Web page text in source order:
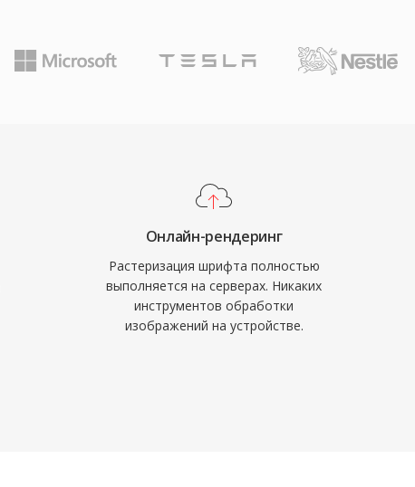
Онлайн-рендеринг
Растеризация шрифта полностью
выполняется на серверах. Никаких
инструментов обработки
изображений на устройстве.